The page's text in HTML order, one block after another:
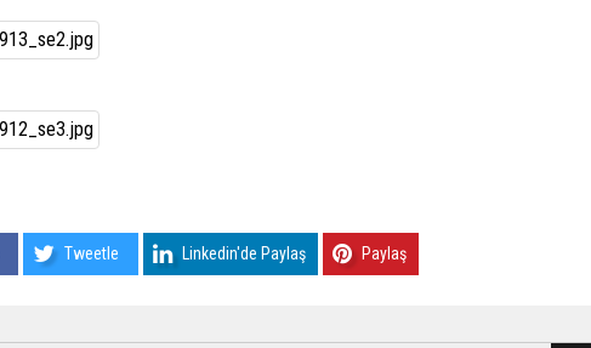
Tweetle Linkedin'de Paylaş Paylaş